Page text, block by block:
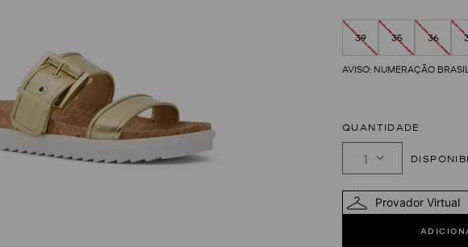
39 35 36
QUANTIDADE
1
Provador Virtual